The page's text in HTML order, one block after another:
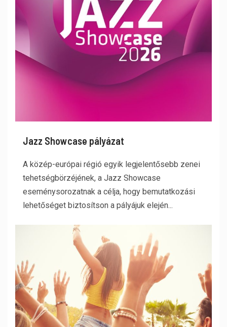
Jazz Showcase pályázat
A közép-európai régió egyik legjelentősebb zenei
tehetségbörzéjének, a Jazz Showcase
eseménysorozatnak a célja, hogy bemutatkozási
lehetőséget biztosítson a pályájuk elején...